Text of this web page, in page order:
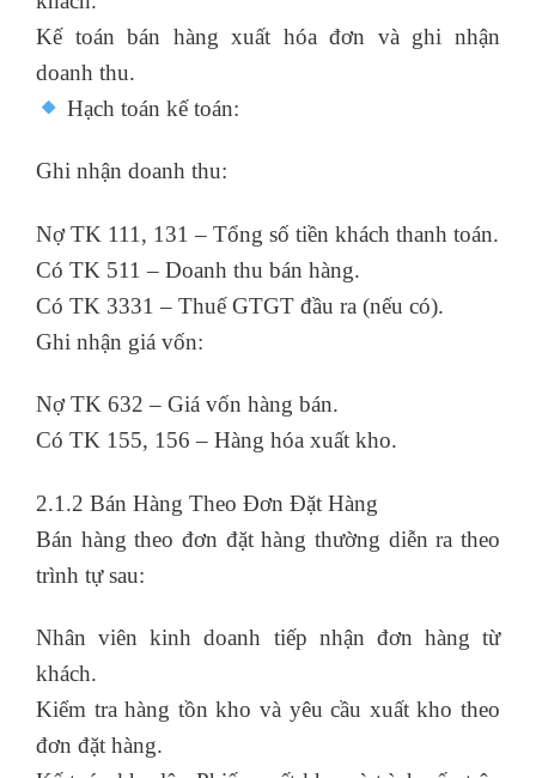
Kế toán bán hàng xuất hóa đơn và ghi nhận
doanh thu.
Hạch toán kế toán:
Ghi nhận doanh thu:
Nợ TK 111, 131 – Tổng số tiền khách thanh toán.
Có TK 511 – Doanh thu bán hàng.
Có TK 3331 – Thuế GTGT đầu ra (nếu có).
Ghi nhận giá vốn:
Nợ TK 632 – Giá vốn hàng bán.
Có TK 155, 156 – Hàng hóa xuất kho.
2.1.2 Bán Hàng Theo Đơn Đặt Hàng
Bán hàng theo đơn đặt hàng thường diễn ra theo
trình tự sau:
Nhân viên kinh doanh tiếp nhận đơn hàng từ
khách.
Kiểm tra hàng tồn kho và yêu cầu xuất kho theo
đơn đặt hàng.